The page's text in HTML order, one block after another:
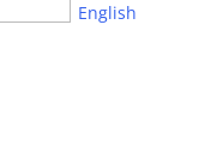
English